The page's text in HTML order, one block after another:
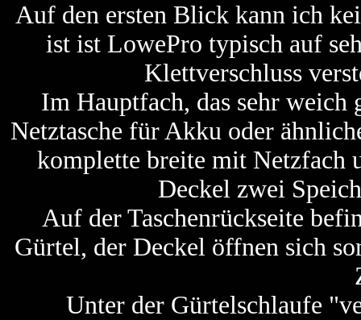
Auf den ersten Blick kann ich
ist ist LowePro typisch auf
Klettverschluss
Im Hauptfach, das sehr
Netztasche für Akku oder
komplette breite mit Netzfach
Deckel zwei
Auf der Taschenrückseite
Gürtel, der Deckel öffnen sich
Unter der Gürtelschlaufe